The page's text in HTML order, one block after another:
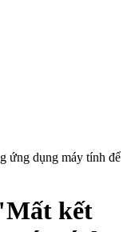
ứng dụng máy tính để
kết